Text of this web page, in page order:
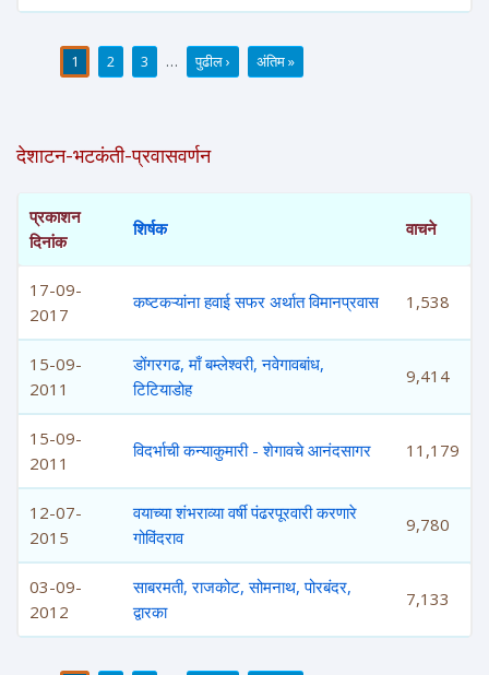
1 2 3 … पुढील › अंतिम »
देशाटन-भटकंती-प्रवासवर्णन
प्रकाशन
दिनांक
शिर्षक वाचने
17-09-
2017
कष्टकऱ्यांना हवाई सफर अर्थात विमानप्रवास 1,538
15-09-
2011
डोंगरगढ, माँ बम्लेश्वरी, नवेगावबांध,
टिटियाडोह
9,414
15-09-
2011
विदर्भाची कन्याकुमारी - शेगावचे आनंदसागर 11,179
12-07-
2015
वयाच्या शंभराव्या वर्षी पंढरपूरवारी करणारे
गोविंदराव
9,780
03-09-
2012
साबरमती, राजकोट, सोमनाथ, पोरबंदर,
द्वारका
7,133